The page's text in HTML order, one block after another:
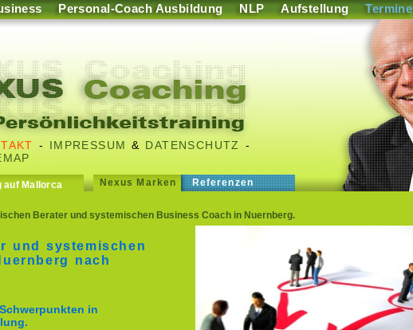
Personal-Coach Ausbildung NLP Aufstellung Termine
- IMPRESSUM & DATENSCHUTZ
-
auf Mallorca Nexus Marken Referenzen
Berater und systemischen Business Coach in Nuernberg.
und systemischen
nach
in